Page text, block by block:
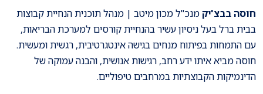
חוסה בבצ'יקמנכ"ל מכון מיטב | מנהל תוכנית הנחיית קבוצות
בבית ברל בעל ניסיון עשיר בהנחיית קורסים למערכת הבריאות,
עם התמחות בפיתוח מנחים בגישה אינטגרטיבית, רגשית ומעשית.
חוסה מביא איתו ידע רחב, רגישות אנושית, והבנה עמוקה של
הדינמיקות הקבוצתיות במרחבים טיפוליים.